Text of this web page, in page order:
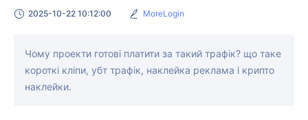
2025-10-22 10:12:00 MoreLogin
Чому проекти готові платити за такий трафік? що таке
короткі кліпи, убт трафік, наклейка реклама і крипто
наклейки.